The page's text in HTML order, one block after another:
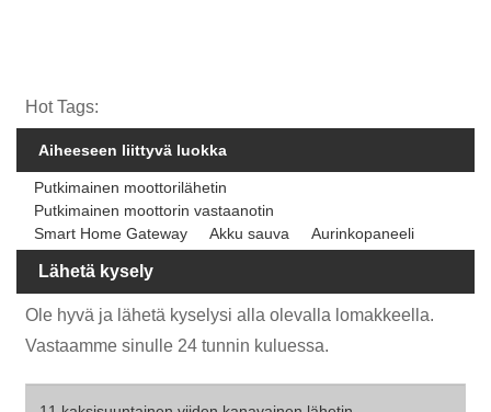
Hot Tags:
Aiheeseen liittyvä luokka
Putkimainen moottorilähetin
Putkimainen moottorin vastaanotin
Smart Home Gateway
Akku sauva Aurinkopaneeli
Lähetä kysely
Ole hyvä ja lähetä kyselysi alla olevalla lomakkeella.
Vastaamme sinulle 24 tunnin kuluessa.